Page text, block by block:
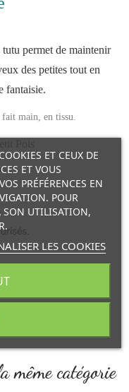
permet de maintenir
des petites tout en
fantaisie.
main, en tissu.
catégorie
ET CEUX DE
ET VOUS
PRÉFÉRENCES EN
POUR
SON UTILISATION,
LES COOKIES